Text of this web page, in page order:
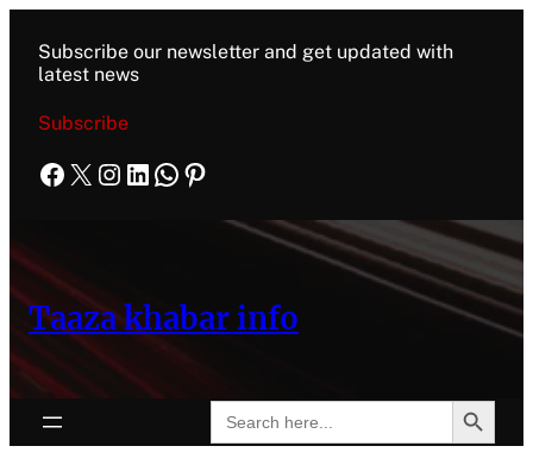
Subscribe our newsletter and get updated with
latest news
Subscribe
Taaza khabar info
Search
for:
Search Button